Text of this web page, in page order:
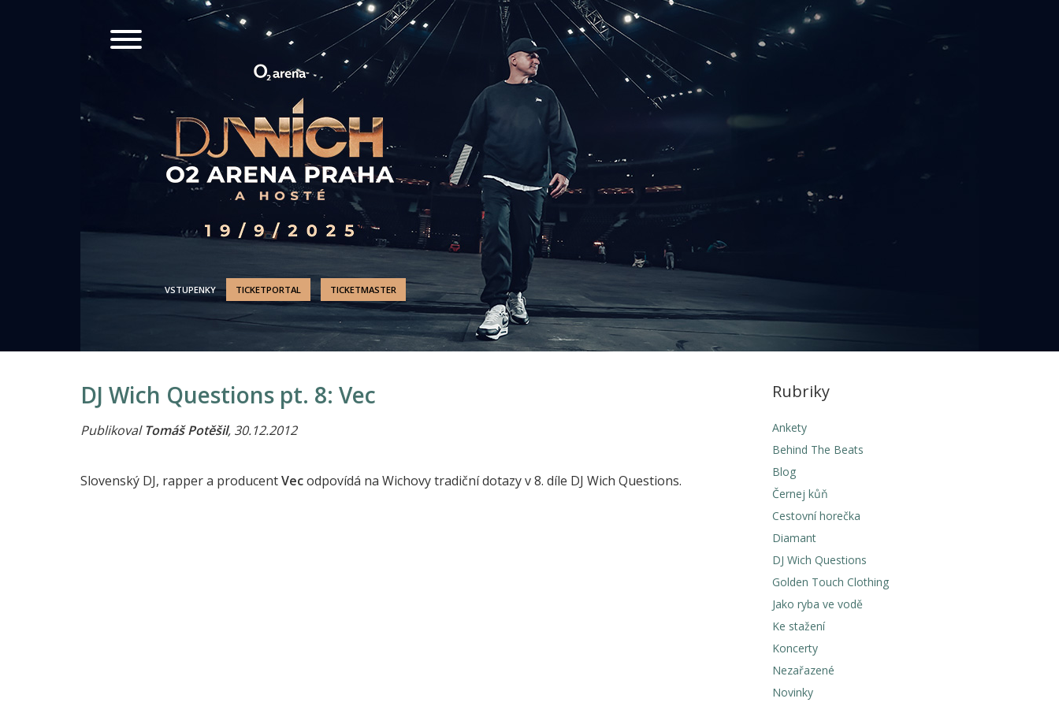
VSTUPENKY TICKETPORTAL TICKETMASTER
DJ Wich Questions pt. 8: Vec
PublikovalTomáš Potěšil, 30.12.2012
Slovenský DJ, rapper a producentVecodpovídá na Wichovy tradiční dotazy v 8. díle DJ Wich Questions.
Rubriky
Ankety
Behind The Beats
Blog
Černej kůň
Cestovní horečka
Diamant
DJ Wich Questions
Golden Touch Clothing
Jako ryba ve vodě
Ke stažení
Koncerty
Nezařazené
Novinky